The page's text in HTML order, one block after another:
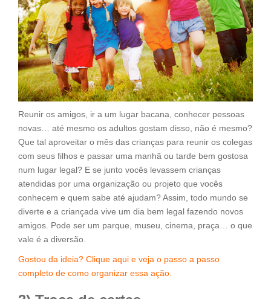
Reunir os amigos, ir a um lugar bacana, conhecer pessoas
novas… até mesmo os adultos gostam disso, não é mesmo?
Que tal aproveitar o mês das crianças para reunir os colegas
com seus filhos e passar uma manhã ou tarde bem gostosa
num lugar legal? E se junto vocês levassem crianças
atendidas por uma organização ou projeto que vocês
conhecem e quem sabe até ajudam? Assim, todo mundo se
diverte e a criançada vive um dia bem legal fazendo novos
amigos. Pode ser um parque, museu, cinema, praça… o que
vale é a diversão.
Gostou da ideia? Clique aqui e veja o passo a passo
completo de como organizar essa ação.